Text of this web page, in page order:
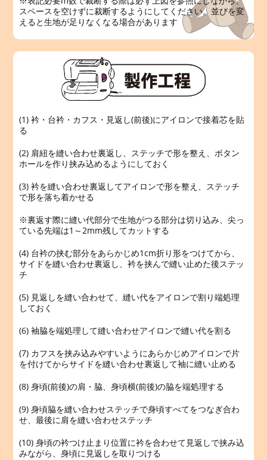
スペースを空けずに裁断するようにしてください。並びを変
えると生地が足りなくなる場合があります
(1) 衿・台衿・カフス・見返し(前後)にアイロンで接着芯を貼
る
(2) 肩紐を縫い合わせ裏返し、ステッチで形を整え、ボタン
ホールを作り挟み込めるようにしておく
(3) 衿を縫い合わせ裏返してアイロンで形を整え、ステッチ
で形を落ち着かせる
※裏返す際に縫い代部分で生地がつる部分は切り込み、尖っ
ている先端は1～2mm残してカットする
(4) 台衿の挟む部分をあらかじめ1cm折り形をつけてから、
サイドを縫い合わせ裏返し、衿を挟んで縫い止めた後ステッ
チ
(5) 見返しを縫い合わせて、縫い代をアイロンで割り端処理
しておく
(6) 袖脇を端処理して縫い合わせアイロンで縫い代を割る
(7) カフスを挟み込みやすいようにあらかじめアイロンで片
を付けてからサイドを縫い合わせ裏返して袖に縫い止める
(8) 身頃(前後)の肩・脇、身頃横(前後)の脇を端処理する
(9) 身頃脇を縫い合わせステッチで身頃すべてをつなぎ合わ
せ、最後に肩を縫い合わせステッチ
(10) 身頃の衿つけ止まり位置に衿を合わせて見返しで挟み込
みながら、身頃に見返しを取りつける